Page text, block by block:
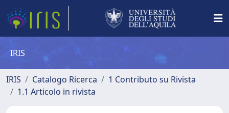
IRIS
IRIS Catalogo Ricerca
1 Contributo su Rivista
1.1 Articolo in rivista